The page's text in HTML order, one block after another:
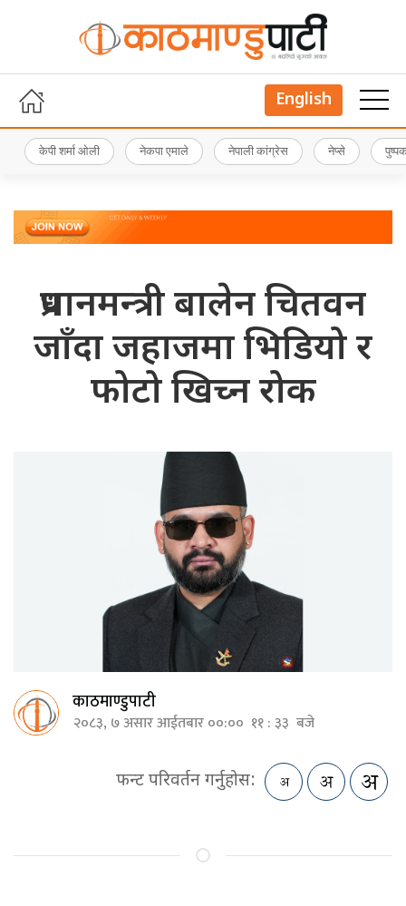
English
केपी शर्मा ओली नेकपा एमाले नेपाली कांग्रेस नेप्से
प्रधानमन्त्री बालेन चितवन
जाँदा जहाजमा भिडियो र
फोटो खिच्न रोक
काठमाण्डुपाटी
२०८३, ७ असार आईतबार ००:०० ११ : ३३ बजे
फन्ट परिवर्तन गर्नुहोस: